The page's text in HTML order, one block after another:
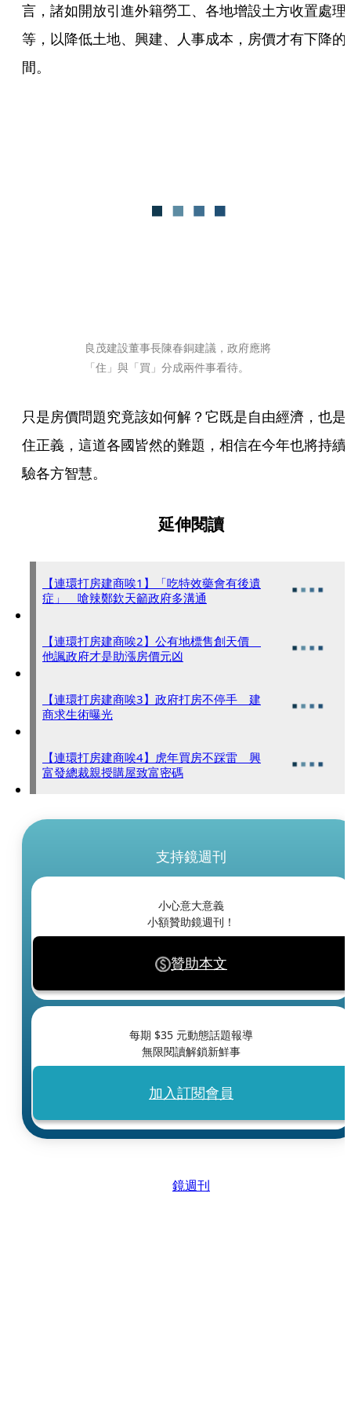
言，諸如開放引進外籍勞工、各地增設土方收置處理
等，以降低土地、興建、人事成本，房價才有下降的
間。
良茂建設董事長陳春銅建議，政府應將
「住」與「買」分成兩件事看待。
只是房價問題究竟該如何解？它既是自由經濟，也是
住正義，這道各國皆然的難題，相信在今年也將持續
驗各方智慧。
延伸閱讀
【連環打房建商唉1】「吃特效藥會有後遺
症」 嗆辣鄭欽天籲政府多溝通
【連環打房建商唉2】公有地標售創天價
他諷政府才是助漲房價元凶
【連環打房建商唉3】政府打房不停手 建
商求生術曝光
【連環打房建商唉4】虎年買房不踩雷 興
富發總裁親授購屋致富密碼
支持鏡週刊
小心意大意義
小額贊助鏡週刊！
贊助本文
每期 $35 元動態話題報導
無限閱讀解鎖新鮮事
加入訂閱會員
鏡週刊